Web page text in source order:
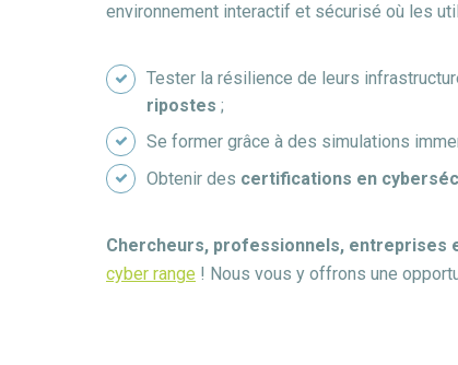
environnement interactif et sécurisé où les
Tester la résilience de leurs
ripostes ;
Se former grâce à des simulations
Obtenir des certifications en
Chercheurs, professionnels, entreprises
cyber range ! Nous vous y offrons une